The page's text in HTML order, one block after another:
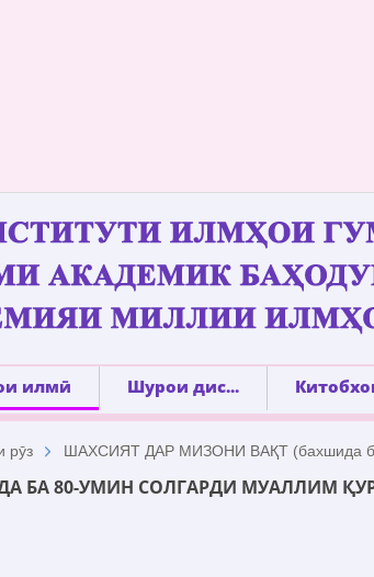
илмӣ Шурои дис...
рӯз ШАХСИЯТ ДАР МИЗОНИ ВАҚТ (бахшида ба
БА 80-УМИН СОЛГАРДИ МУАЛЛИМ